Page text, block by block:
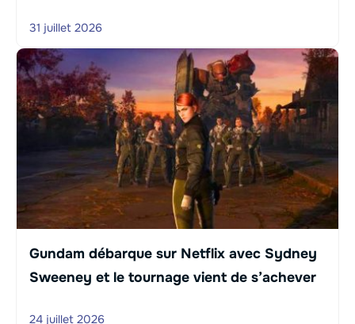
31 juillet 2026
Gundam débarque sur Netflix avec Sydney
Sweeney et le tournage vient de s’achever
24 juillet 2026